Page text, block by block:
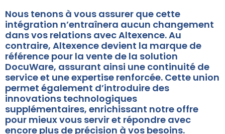
Nous tenons à vous assurer que cette
intégration n’entraînera aucun changement
dans vos relations avec Altexence. Au
contraire, Altexence devient la marque de
référence pour la vente de la solution
DocuWare, assurant ainsi une continuité de
service et une expertise renforcée. Cette union
permet également d’introduire des
innovations technologiques
supplémentaires, enrichissant notre offre
pour mieux vous servir et répondre avec
encore plus de précision à vos besoins.